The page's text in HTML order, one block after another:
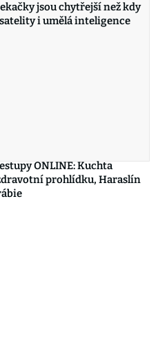
jsou chytřejší než kdy
i umělá inteligence
ONLINE: Kuchta
prohlídku, Haraslín